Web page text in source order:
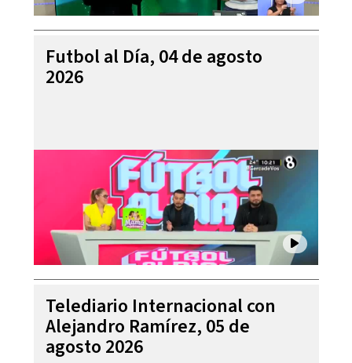
Futbol al Día, 04 de agosto
2026
Telediario Internacional con
Alejandro Ramírez, 05 de
agosto 2026